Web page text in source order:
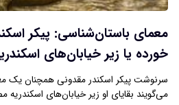
معمای باستان‌شناسی: پیکر
خورده یا زیر خیابا‌ن‌های
سرنوشت پیکر اسکندر مقدونی همچنان
می‌گویند بقایای او زیر خیابان‌های